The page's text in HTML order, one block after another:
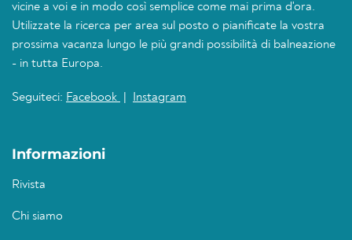
vicine a voi e in modo così semplice come mai prima d'ora.
Utilizzate la ricerca per area sul posto o pianificate la vostra
prossima vacanza lungo le più grandi possibilità di balneazione
- in tutta Europa.
Seguiteci: Facebook Instagram
Informazioni
Rivista
Chi siamo